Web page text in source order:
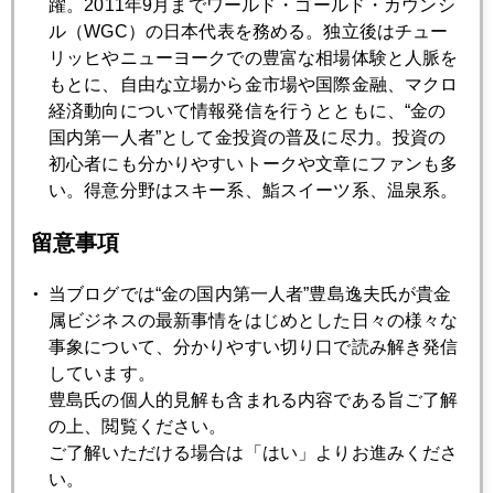
http://dual.nikkei.co.jp/article.aspx?id=1526
■日経ＤＵＡＬ
杉並発・保活革命を率いた"ジャンヌ・ダルク"
http://dual.nikkei.co.jp/article.aspx?id=2453&page=1
■その他
という連載も始めます。
それから、今度の日曜発行の日経ヴェリタスには私が今回の
経緯について「逸's ＯＫ！」と言うコラムに書きました。
躍。2011年9月までワールド・ゴールド・カウンシ
ル（WGC）の日本代表を務める。独立後はチュー
リッヒやニューヨークでの豊富な相場体験と人脈を
もとに、自由な立場から金市場や国際金融、マクロ
経済動向について情報発信を行うとともに、“金の
国内第一人者”として金投資の普及に尽力。投資の
初心者にも分かりやすいトークや文章にファンも多
い。得意分野はスキー系、鮨スイーツ系、温泉系。
留意事項
当ブログでは“金の国内第一人者”豊島逸夫氏が貴金
属ビジネスの最新事情をはじめとした日々の様々な
事象について、分かりやすい切り口で読み解き発信
しています。
豊島氏の個人的見解も含まれる内容である旨ご了解
の上、閲覧ください。
ご了解いただける場合は「はい」よりお進みくださ
い。